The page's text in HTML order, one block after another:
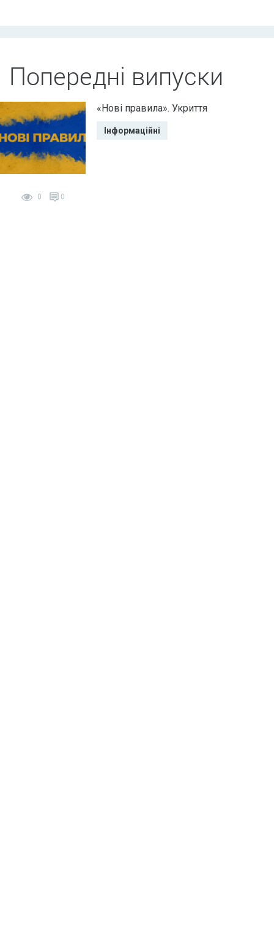
Попередні випуски
0 0
«Нові правила». Укриття
Інформаційні